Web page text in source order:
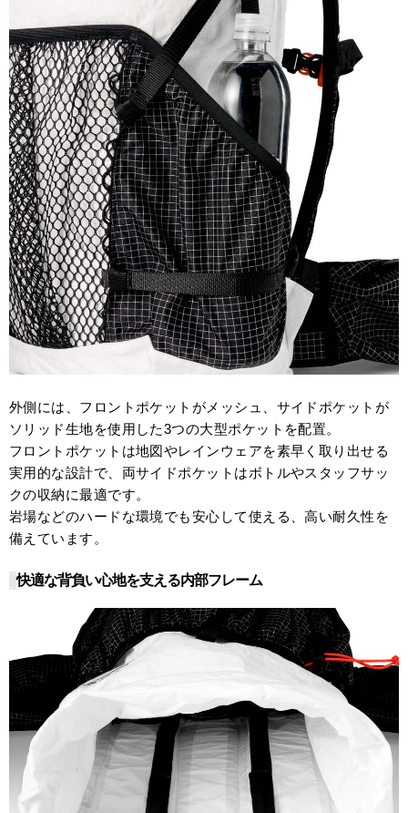
外側には、フロントポケットがメッシュ、サイドポケットが
ソリッド生地を使用した3つの大型ポケットを配置。
フロントポケットは地図やレインウェアを素早く取り出せる
実用的な設計で、両サイドポケットはボトルやスタッフサッ
クの収納に最適です。
岩場などのハードな環境でも安心して使える、高い耐久性を
備えています。
快適な背負い心地を支える内部フレーム